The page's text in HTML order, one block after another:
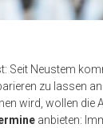
Seit Neustem
zu lassen
wird, wollen die
anbieten: